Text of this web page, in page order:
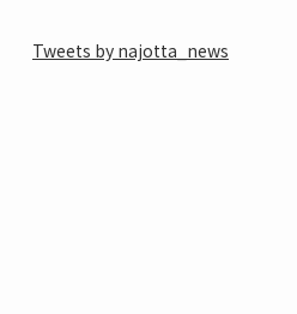
Tweets by najotta_news